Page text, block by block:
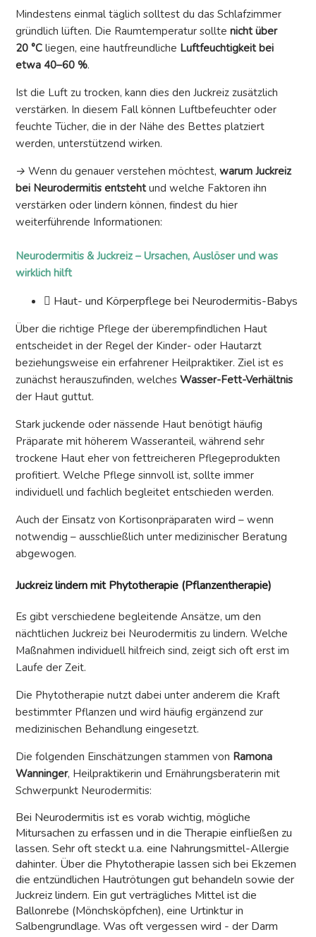
Mindestens einmal täglich solltest du das Schlafzimmer
gründlich lüften. Die Raumtemperatur sollte nicht über
20 °C liegen, eine hautfreundliche Luftfeuchtigkeit bei
etwa 40–60 %.
Ist die Luft zu trocken, kann dies den Juckreiz zusätzlich
verstärken. In diesem Fall können Luftbefeuchter oder
feuchte Tücher, die in der Nähe des Bettes platziert
werden, unterstützend wirken.
→ Wenn du genauer verstehen möchtest, warum Juckreiz
bei Neurodermitis entstehtund welche Faktoren ihn
verstärken oder lindern können, findest du hier
weiterführende Informationen:
Neurodermitis & Juckreiz – Ursachen, Auslöser und was
wirklich hilft
Haut- und Körperpflege bei Neurodermitis-Babys
Über die richtige Pflege der überempfindlichen Haut
entscheidet in der Regel der Kinder- oder Hautarzt
beziehungsweise ein erfahrener Heilpraktiker. Ziel ist es
zunächst herauszufinden, welches Wasser-Fett-Verhältnis
der Haut guttut.
Stark juckende oder nässende Haut benötigt häufig
Präparate mit höherem Wasseranteil, während sehr
trockene Haut eher von fettreicheren Pflegeprodukten
profitiert. Welche Pflege sinnvoll ist, sollte immer
individuell und fachlich begleitet entschieden werden.
Auch der Einsatz von Kortisonpräparaten wird – wenn
notwendig – ausschließlich unter medizinischer Beratung
abgewogen.
Juckreiz lindern mit Phytotherapie (Pflanzentherapie)
Es gibt verschiedene begleitende Ansätze, um den
nächtlichen Juckreiz bei Neurodermitis zu lindern. Welche
Maßnahmen individuell hilfreich sind, zeigt sich oft erst im
Laufe der Zeit.
Die Phytotherapie nutzt dabei unter anderem die Kraft
bestimmter Pflanzen und wird häufig ergänzend zur
medizinischen Behandlung eingesetzt.
Die folgenden Einschätzungen stammen von Ramona
Wanninger, Heilpraktikerin und Ernährungsberaterin mit
Schwerpunkt Neurodermitis:
Bei Neurodermitis ist es vorab wichtig, mögliche
Mitursachen zu erfassen und in die Therapie einfließen zu
lassen. Sehr oft steckt u.a. eine Nahrungsmittel-Allergie
dahinter. Über die Phytotherapie lassen sich bei Ekzemen
die entzündlichen Hautrötungen gut behandeln sowie der
Juckreiz lindern. Ein gut verträgliches Mittel ist die
Ballonrebe (Mönchsköpfchen), eine Urtinktur in
Salbengrundlage. Was oft vergessen wird - der Darm